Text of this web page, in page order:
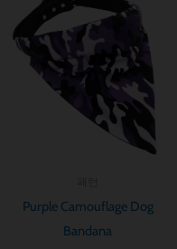
Purple Camouflage Dog
Bandana
격
$ 8.56~$ 11.42